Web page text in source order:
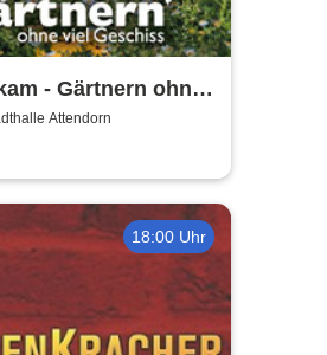
- Gärtnern ohne
Attendorn
18:00 Uhr